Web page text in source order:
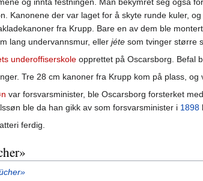
og innta festningen. Man bekymret seg også
Kanonene der var laget for å skyte runde kuler,
fra Krupp. Bare en av dem ble
lang undervannsmur, eller jéte som tvinger større
underoffiserskole opprettet på Oscarsborg. Befal
Tre 28 cm kanoner fra Krupp kom på plass, og
var forsvarsminister, ble Oscarsborg forsterket
ble da han gikk av som forsvarsminister i 1898
ferdig.